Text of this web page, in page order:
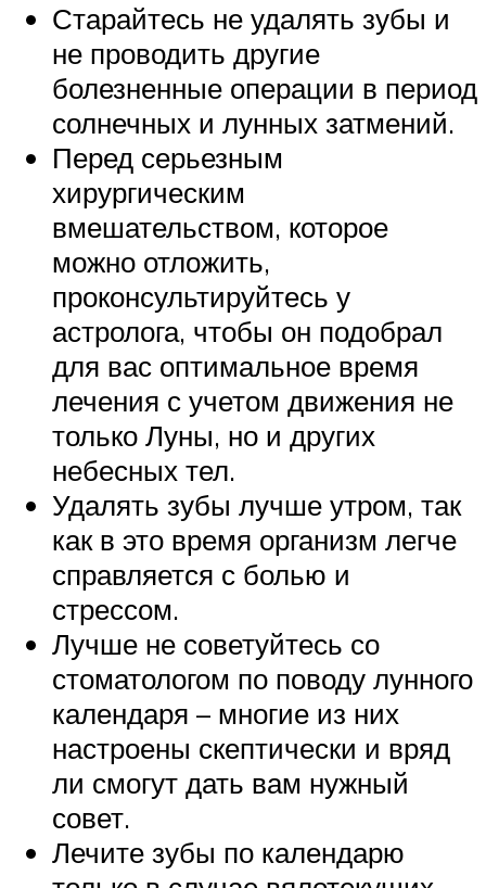
Старайтесь не удалять зубы и
не проводить другие
болезненные операции в период
солнечных и лунных затмений.
Перед серьезным
хирургическим
вмешательством, которое
можно отложить,
проконсультируйтесь у
астролога, чтобы он подобрал
для вас оптимальное время
лечения с учетом движения не
только Луны, но и других
небесных тел.
Удалять зубы лучше утром, так
как в это время организм легче
справляется с болью и
стрессом.
Лучше не советуйтесь со
стоматологом по поводу лунного
календаря – многие из них
настроены скептически и вряд
ли смогут дать вам нужный
совет.
Лечите зубы по календарю